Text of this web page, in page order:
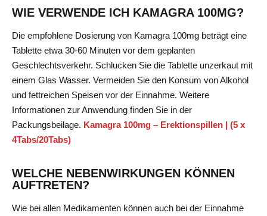
WIE VERWENDE ICH KAMAGRA 100MG?
Die empfohlene Dosierung von Kamagra 100mg beträgt eine
Tablette etwa 30-60 Minuten vor dem geplanten
Geschlechtsverkehr. Schlucken Sie die Tablette unzerkaut mit
einem Glas Wasser. Vermeiden Sie den Konsum von Alkohol
und fettreichen Speisen vor der Einnahme. Weitere
Informationen zur Anwendung finden Sie in der
Packungsbeilage. Kamagra 100mg – Erektionspillen | (5 x
4Tabs/20Tabs)
WELCHE NEBENWIRKUNGEN KÖNNEN
AUFTRETEN?
Wie bei allen Medikamenten können auch bei der Einnahme